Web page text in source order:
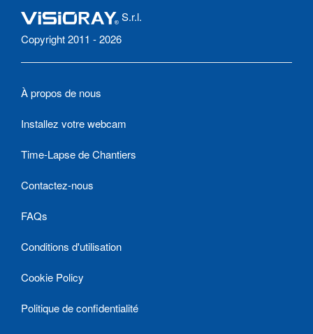
S.r.l.
Copyright 2011 - 2026
À propos de nous
Installez votre webcam
Time-Lapse de Chantiers
Contactez-nous
FAQs
Conditions d'utilisation
Cookie Policy
Politique de confidentialité